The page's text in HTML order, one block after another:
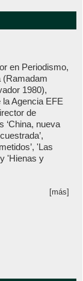
en Periodismo,
(Ramadam
1980),
Agencia EFE
de
‘China, nueva
'Las
'Hienas y
[más]